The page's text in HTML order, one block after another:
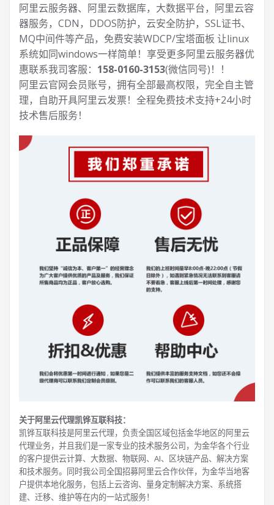
阿里云服务器、阿里云数据库，大数据平台，阿里云容
器服务，CDN，DDOS防护，云安全防护，SSL证书、
MQ中间件等产品，免费安装WDCP/宝塔面板 让linux
系统如同windows一样简单！享受更多阿里云服务器优
惠联系我司客服： 158-0160-3153(微信同号)！！
阿里云官网会员账号，拥有全部最高权限，完全自主管
理，自助开具阿里云发票！全程免费技术支持+24小时
技术售后服务！
关于阿里云代理凯铧互联科技：
凯铧互联科技是阿里云代理，负责全国区域包括金华地区的阿里云
代理业务，并且我们是一家专业的技术服务公司，为金华各个行业
的客户提供云计算、大数据、物联网、AI、区块链产品、解决方案
和技术服务。同时我公司全国招募阿里云合作伙伴，为金华当地客
户提供本地化服务，包括上云咨询、量身定制解决方案、系统搭
建、迁移、维护等在内的一站式服务！